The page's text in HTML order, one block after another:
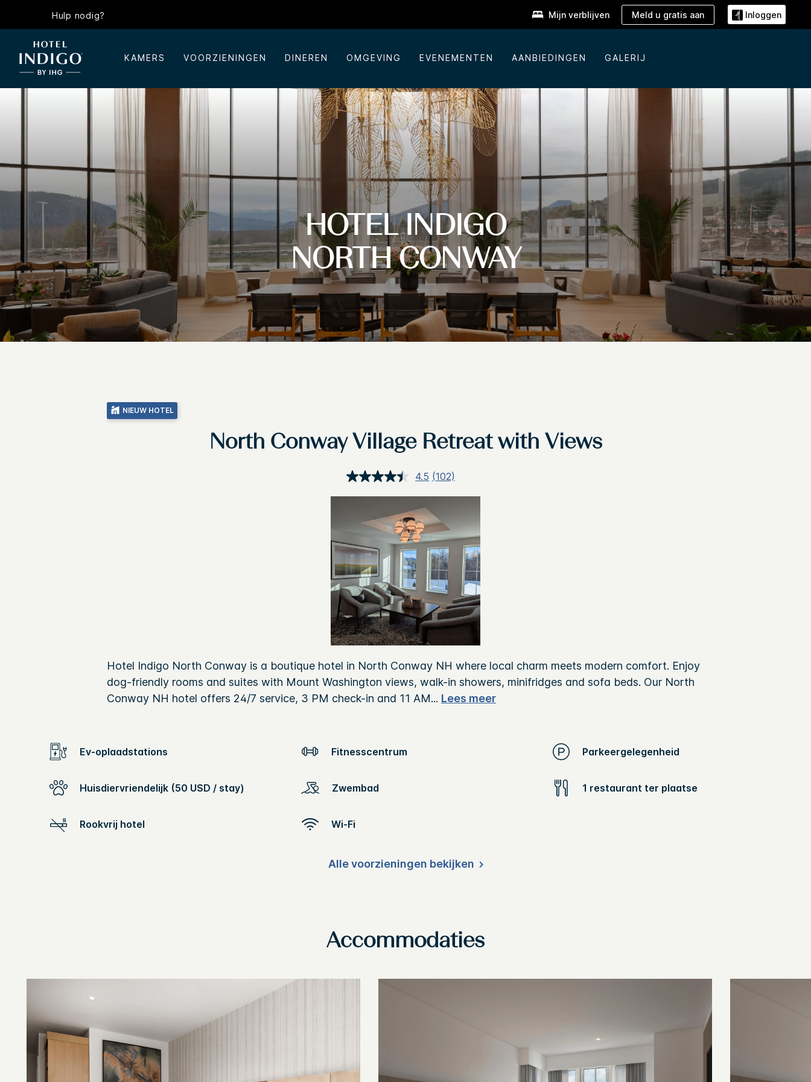
Hulp nodig? Mijn verblijven Meld u gratis aan Inloggen
KAMERS VOORZIENINGEN DINEREN OMGEVING EVENEMENTEN AANBIEDINGEN GALERIJ
HOTEL INDIGO
NORTH CONWAY
NIEUW HOTEL
North Conway Village Retreat with Views
4.5 Lees
beoordelingen.
paginalink.
(102)
Hotel Indigo North Conway is a boutique hotel in North Conway NH where local charm meets modern comfort. Enjoy
dog-friendly rooms and suites with Mount Washington views, walk-in showers, minifridges and sofa beds. Our North
Conway NH hotel offers 24/7 service, 3 PM check-in and 11 AM... Lees meer
Ev-oplaadstations Fitnesscentrum Parkeergelegenheid
Huisdiervriendelijk (50 USD / stay) Zwembad 1 restaurant ter plaatse
Rookvrij hotel Wi-Fi
Alle voorzieningen bekijken
Accommodaties